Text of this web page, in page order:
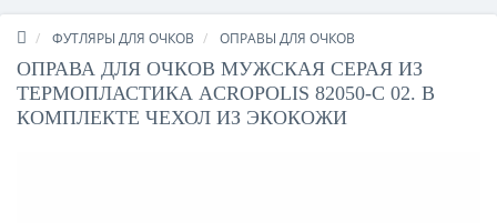
ФУТЛЯРЫ ДЛЯ ОЧКОВ ОПРАВЫ ДЛЯ ОЧКОВ
ОПРАВА ДЛЯ ОЧКОВ МУЖСКАЯ СЕРАЯ ИЗ
ТЕРМОПЛАСТИКА ACROPOLIS 82050-C 02. В
КОМПЛЕКТЕ ЧЕХОЛ ИЗ ЭКОКОЖИ